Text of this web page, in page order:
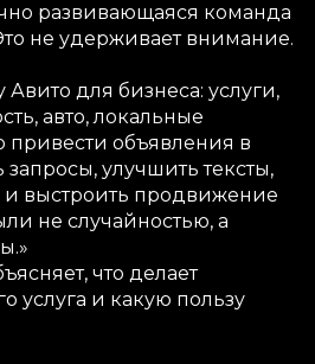
развивающаяся команда
не удерживает внимание.
для бизнеса: услуги,
авто, локальные
объявления в
улучшить тексты,
выстроить продвижение
не случайностью, а
что делает
услуга и какую пользу